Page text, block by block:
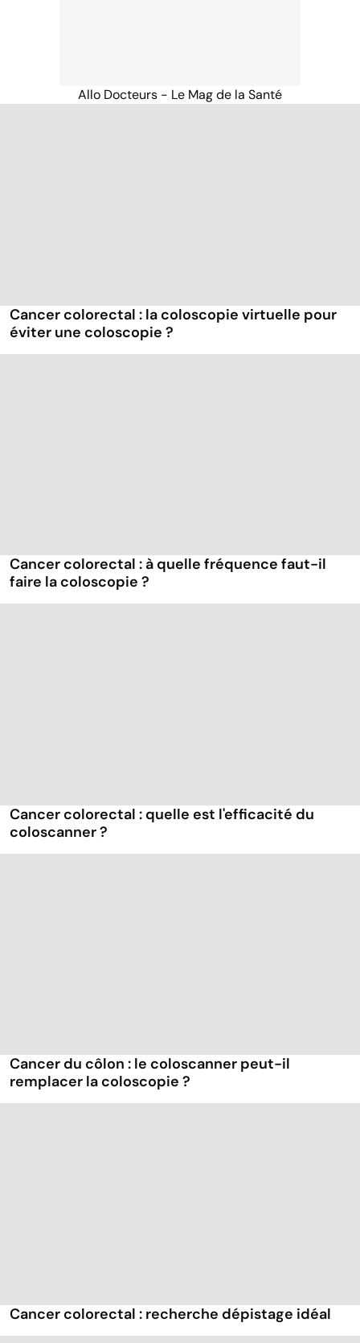
Allo Docteurs - Le Mag de la Santé
Cancer colorectal : la coloscopie virtuelle pour
éviter une coloscopie ?
Cancer colorectal : à quelle fréquence faut-il
faire la coloscopie ?
Cancer colorectal : quelle est l'efficacité du
coloscanner ?
Cancer du côlon : le coloscanner peut-il
remplacer la coloscopie ?
Cancer colorectal : recherche dépistage idéal